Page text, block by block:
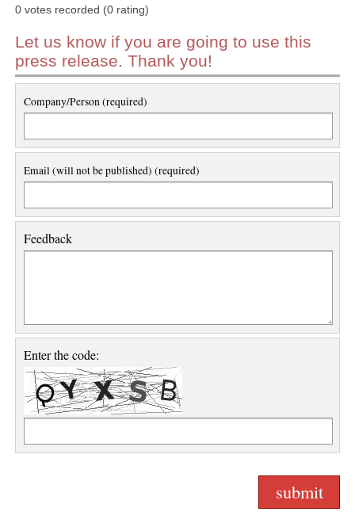
0 votes recorded (0 rating)
Let us know if you are going to use this
press release. Thank you!
Company/Person (required)
Email (will not be published) (required)
Feedback
Enter the code: